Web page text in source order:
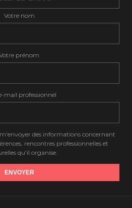
Votre nom
prénom
mail professionnel
des informations concernant
rencontres professionnelles et
qu'il organise.